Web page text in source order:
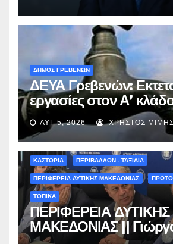
ΔΗΜΟΣ ΓΡΕΒΕΝΩΝ
ΔΕΥΑ Γρεβενών:
εργασίες στον Α’
ύδρευσης – Ποιες
επηρεάζονται την
ΑΥΓ 5, 2026 ΧΡΉΣΤΟΣ ΜΊΜΗΣ
ΚΑΣΤΟΡΙΑ ΠΕΡΙΒΑΛΛΟΝ - ΤΑΞΙΔΙΑ
ΠΕΡΙΦΕΡΕΙΑ ΔΥΤΙΚΗΣ ΜΑΚΕΔΟΝΙΑΣ
ΤΟΠΙΚΑ
ΠΕΡΙΦΕΡΕΙΑ ΔΥΤΙΚΗΣ
ΜΑΚΕΔΟΝΙΑΣ ||